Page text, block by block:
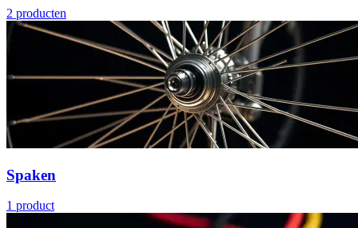
2 producten
Spaken
1 product